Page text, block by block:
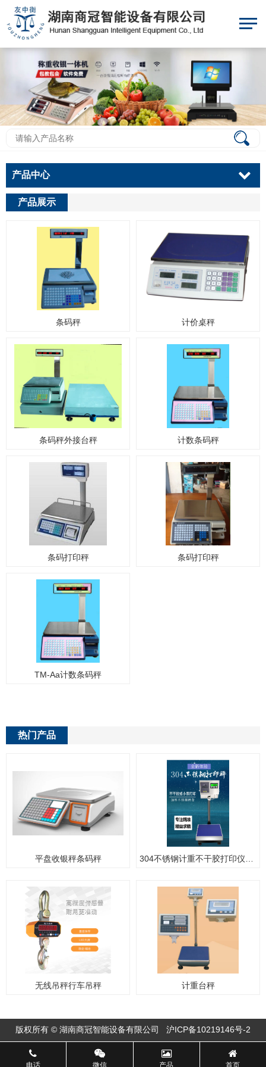
产品中心
产品展示
条码秤 计价桌秤
条码秤外接台秤 计数条码秤
条码打印秤 条码打印秤
TM-Aa计数条码秤
热门产品
平盘收银秤条码秤
无线吊秤行车吊秤 计重台秤
版权所有 © 湖南商冠智能设备有限公司 沪ICP备10219146号-2
电话 微信 产品 首页